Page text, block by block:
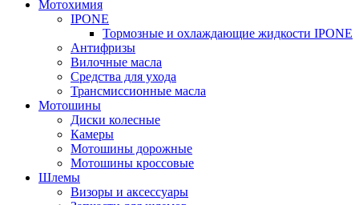
Мотохимия
IPONE
Тормозные и охлаждающие жидкости IPONE
Антифризы
Вилочные масла
Средства для ухода
Трансмиссионные масла
Мотошины
Диски колесные
Камеры
Мотошины дорожные
Мотошины кроссовые
Шлемы
Визоры и аксессуары